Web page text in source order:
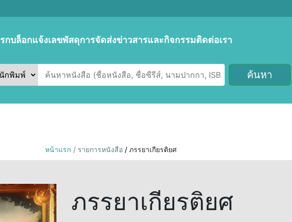
กบล็อกแจ้งเลขพัสดุการจัดส่งข่าวสารและกิจกรรมติดต่อเรา
ค้นหา
หน้าแรก / รายการหนังสือ / ภรรยาเกียรติยศ
ภรรยาเกียรติยศ